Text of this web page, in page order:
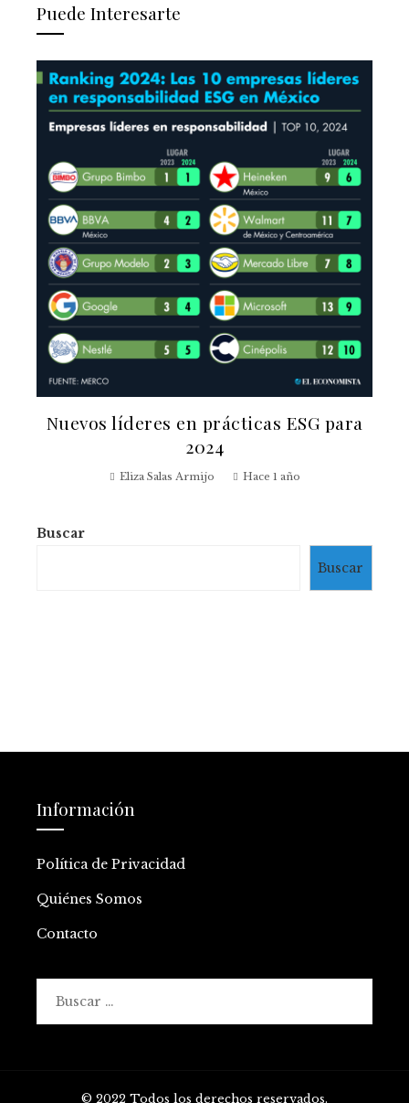
Puede Interesarte
Nuevos líderes en prácticas ESG para
2024
Eliza Salas Armijo Hace 1 año
Buscar
Buscar
Información
Política de Privacidad
Quiénes Somos
Contacto
© 2022 Todos los derechos reservados.